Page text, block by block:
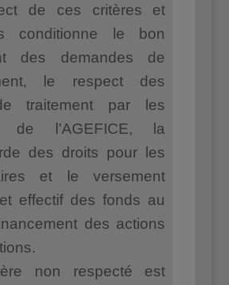
de ces critères et
conditionne le bon
des demandes de
le respect des
traitement par les
de l’AGEFICE, la
des droits pour les
et le versement
effectif des fonds au
des actions
non respecté est